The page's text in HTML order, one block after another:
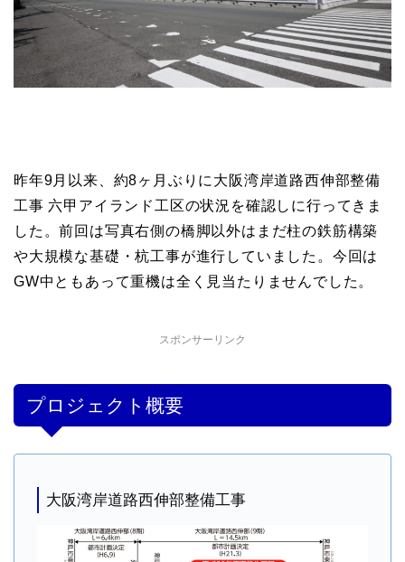
昨年9月以来、約8ヶ月ぶりに大阪湾岸道路西伸部整備
工事 六甲アイランド工区の状況を確認しに行ってきま
した。前回は写真右側の橋脚以外はまだ柱の鉄筋構築
や大規模な基礎・杭工事が進行していました。今回は
GW中ともあって重機は全く見当たりませんでした。
スポンサーリンク
プロジェクト概要
大阪湾岸道路西伸部整備工事